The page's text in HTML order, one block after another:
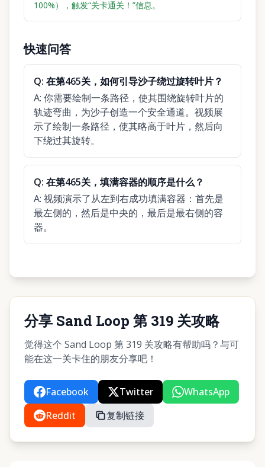
100%），触发“关卡通关！”信息。
快速问答
Q: 在第465关，如何引导沙子绕过旋转叶片？
A: 你需要绘制一条路径，使其围绕旋转叶片的
轨迹弯曲，为沙子创造一个安全通道。视频展
示了绘制一条路径，使其略高于叶片，然后向
下绕过其旋转。
Q: 在第465关，填满容器的顺序是什么？
A: 视频演示了从左到右成功填满容器：首先是
最左侧的，然后是中央的，最后是最右侧的容
器。
分享 Sand Loop 第 319 关攻略
觉得这个 Sand Loop 第 319 关攻略有帮助吗？与可
能在这一关卡住的朋友分享吧！
Facebook Twitter
WhatsApp
Reddit
复制链接